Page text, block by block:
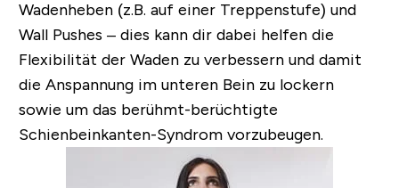
Wadenheben (z.B. auf einer Treppenstufe) und
Wall Pushes – dies kann dir dabei helfen die
Flexibilität der Waden zu verbessern und damit
die Anspannung im unteren Bein zu lockern
sowie um das berühmt-berüchtigte
Schienbeinkanten-Syndrom vorzubeugen.